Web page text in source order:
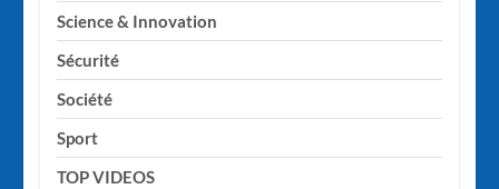
Science & Innovation
Sécurité
Société
Sport
TOP VIDEOS